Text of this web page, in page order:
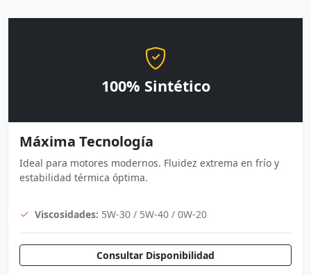
100% Sintético
Máxima Tecnología
Ideal para motores modernos. Fluidez extrema en frío y
estabilidad térmica óptima.
Viscosidades: 5W-30 / 5W-40 / 0W-20
Consultar Disponibilidad